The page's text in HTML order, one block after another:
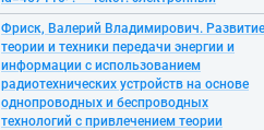
Фриск, Валерий Владимирович. Развитие
теории и техники передачи энергии и
информации с использованием
радиотехнических устройств на основе
однопроводных и беспроводных
технологий с привлечением теории